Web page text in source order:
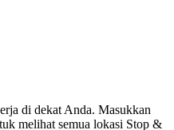
di dekat Anda. Masukkan
melihat semua lokasi Stop &